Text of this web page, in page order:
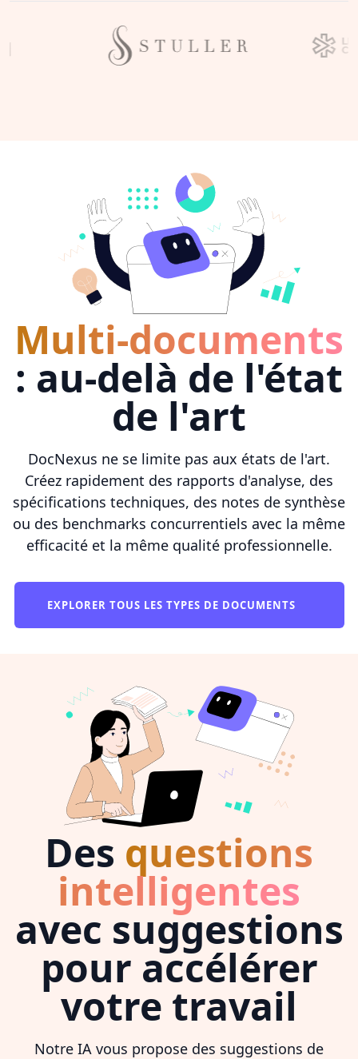
Multi-documents
: au-delà de l'état
de l'art
DocNexus ne se limite pas aux états de l'art.
Créez rapidement des rapports d'analyse, des
spécifications techniques, des notes de synthèse
ou des benchmarks concurrentiels avec la même
efficacité et la même qualité professionnelle.
EXPLORER TOUS LES TYPES DE DOCUMENTS
Des questions
intelligentes
avec suggestions
pour accélérer
votre travail
Notre IA vous propose des suggestions de